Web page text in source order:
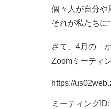
個々人が自分や
それが私たちに
さて、4月の「
Zoomミーティ
https://
ミーティング